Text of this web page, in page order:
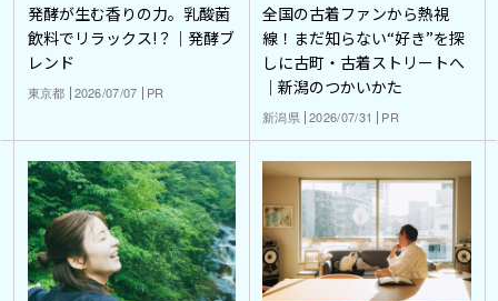
発酵が生む香りの力。乳酸菌
飲料でリラックス!？｜発酵ブ
レンド
東京都 2026/07/07 PR
全国の古着ファンから熱視
線！まだ知らない“好き”を探
しに古町・古着ストリートへ
｜新潟のつかいかた
新潟県 2026/07/31 PR